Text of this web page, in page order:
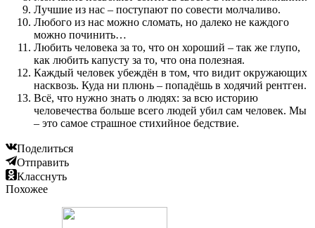
Лучшие из нас – поступают по совести молчаливо.
Любого из нас можно сломать, но далеко не каждого
можно починить…
Любить человека за то, что он хороший – так же глупо,
как любить капусту за то, что она полезная.
Каждый человек убеждён в том, что видит окружающих
насквозь. Куда ни плюнь – попадёшь в ходячий рентген.
Всё, что нужно знать о людях: за всю историю
человечества больше всего людей убил сам человек. Мы
– это самое страшное стихийное бедствие.
Поделиться
Отправить
Класснуть
Похожее